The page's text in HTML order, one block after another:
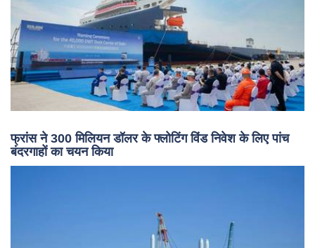
फ्रांस ने 300 मिलियन डॉलर के फ्लोटिंग विंड निवेश के लिए पांच
बंदरगाहों का चयन किया